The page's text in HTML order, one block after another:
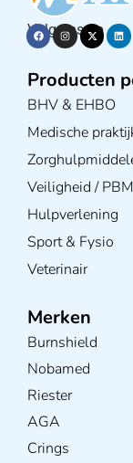
Volg ons op
Producten
BHV & EHBO
Medische
Veiligheid / PBM
Hulpverlening
Sport & Fysio
Veterinair
Merken
Burnshield
Nobamed
Riester
AGA
Crings